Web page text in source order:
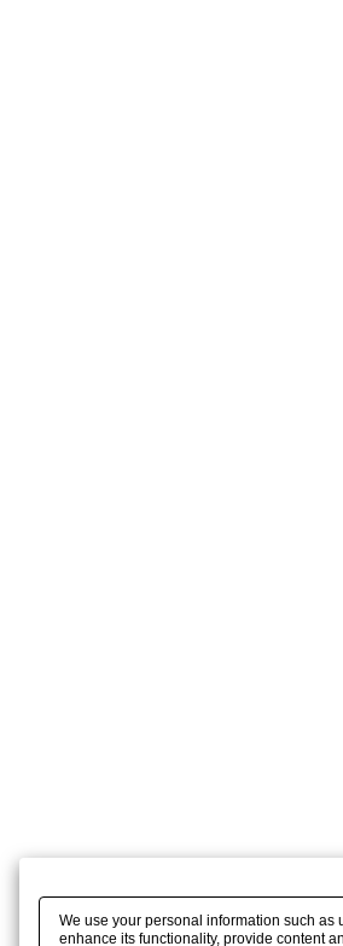
We use your personal information such
enhance its functionality, provide content